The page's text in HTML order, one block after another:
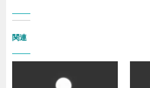
関連